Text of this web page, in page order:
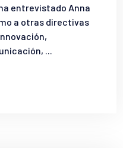
entrevistado Anna
a otras directivas
...